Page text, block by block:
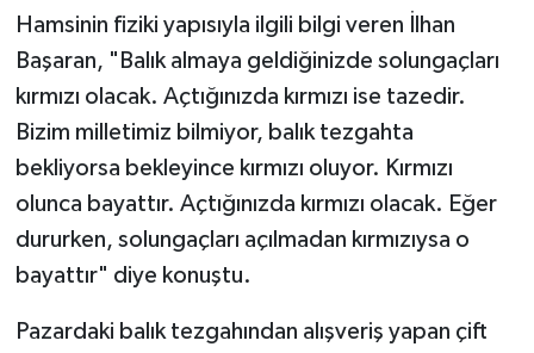
Hamsinin fiziki yapısıyla ilgili bilgi veren İlhan
Başaran, "Balık almaya geldiğinizde solungaçları
kırmızı olacak. Açtığınızda kırmızı ise tazedir.
Bizim milletimiz bilmiyor, balık tezgahta
bekliyorsa bekleyince kırmızı oluyor. Kırmızı
olunca bayattır. Açtığınızda kırmızı olacak. Eğer
dururken, solungaçları açılmadan kırmızıysa o
bayattır" diye konuştu.
Pazardaki balık tezgahından alışveriş yapan çift